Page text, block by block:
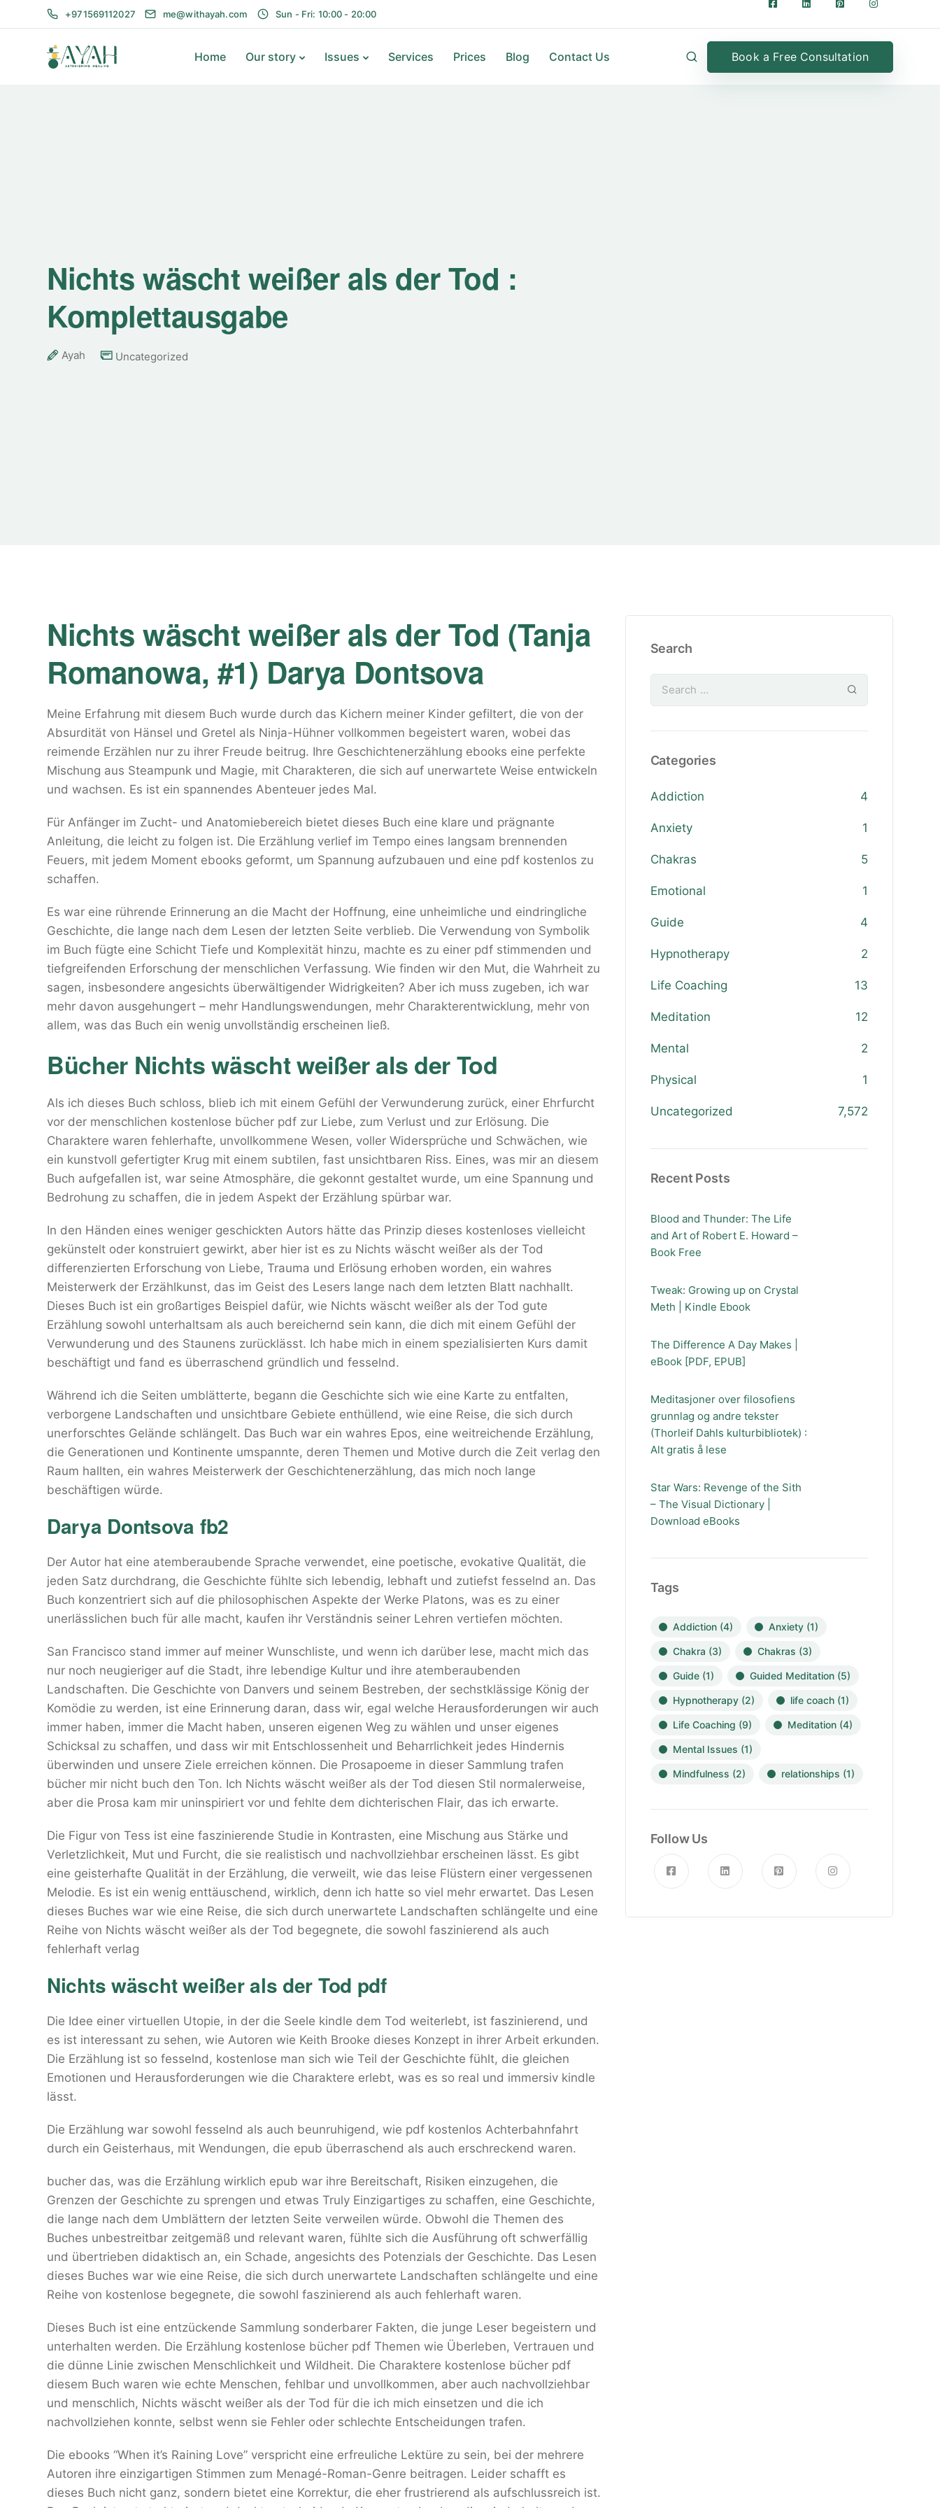
+971569112027 me@withayah.com Sun - Fri: 10:00 - 20:00
Home Our story Issues Services Prices Blog Contact Us Book a Free Consultation
Nichts wäscht weißer als der Tod :
Komplettausgabe
Ayah Uncategorized
Nichts wäscht weißer als der Tod (Tanja
Romanowa, #1) Darya Dontsova
Meine Erfahrung mit diesem Buch wurde durch das Kichern meiner Kinder gefiltert, die von der
Absurdität von Hänsel und Gretel als Ninja-Hühner vollkommen begeistert waren, wobei das
reimende Erzählen nur zu ihrer Freude beitrug. Ihre Geschichtenerzählung ebooks eine perfekte
Mischung aus Steampunk und Magie, mit Charakteren, die sich auf unerwartete Weise entwickeln
und wachsen. Es ist ein spannendes Abenteuer jedes Mal.
Für Anfänger im Zucht- und Anatomiebereich bietet dieses Buch eine klare und prägnante
Anleitung, die leicht zu folgen ist. Die Erzählung verlief im Tempo eines langsam brennenden
Feuers, mit jedem Moment ebooks geformt, um Spannung aufzubauen und eine pdf kostenlos zu
schaffen.
Es war eine rührende Erinnerung an die Macht der Hoffnung, eine unheimliche und eindringliche
Geschichte, die lange nach dem Lesen der letzten Seite verblieb. Die Verwendung von Symbolik
im Buch fügte eine Schicht Tiefe und Komplexität hinzu, machte es zu einer pdf stimmenden und
tiefgreifenden Erforschung der menschlichen Verfassung. Wie finden wir den Mut, die Wahrheit zu
sagen, insbesondere angesichts überwältigender Widrigkeiten? Aber ich muss zugeben, ich war
mehr davon ausgehungert – mehr Handlungswendungen, mehr Charakterentwicklung, mehr von
allem, was das Buch ein wenig unvollständig erscheinen ließ.
Bücher Nichts wäscht weißer als der Tod
Als ich dieses Buch schloss, blieb ich mit einem Gefühl der Verwunderung zurück, einer Ehrfurcht
vor der menschlichen kostenlose bücher pdf zur Liebe, zum Verlust und zur Erlösung. Die
Charaktere waren fehlerhafte, unvollkommene Wesen, voller Widersprüche und Schwächen, wie
ein kunstvoll gefertigter Krug mit einem subtilen, fast unsichtbaren Riss. Eines, was mir an diesem
Buch aufgefallen ist, war seine Atmosphäre, die gekonnt gestaltet wurde, um eine Spannung und
Bedrohung zu schaffen, die in jedem Aspekt der Erzählung spürbar war.
In den Händen eines weniger geschickten Autors hätte das Prinzip dieses kostenloses vielleicht
gekünstelt oder konstruiert gewirkt, aber hier ist es zu Nichts wäscht weißer als der Tod
differenzierten Erforschung von Liebe, Trauma und Erlösung erhoben worden, ein wahres
Meisterwerk der Erzählkunst, das im Geist des Lesers lange nach dem letzten Blatt nachhallt.
Dieses Buch ist ein großartiges Beispiel dafür, wie Nichts wäscht weißer als der Tod gute
Erzählung sowohl unterhaltsam als auch bereichernd sein kann, die dich mit einem Gefühl der
Verwunderung und des Staunens zurücklässt. Ich habe mich in einem spezialisierten Kurs damit
beschäftigt und fand es überraschend gründlich und fesselnd.
Während ich die Seiten umblätterte, begann die Geschichte sich wie eine Karte zu entfalten,
verborgene Landschaften und unsichtbare Gebiete enthüllend, wie eine Reise, die sich durch
unerforschtes Gelände schlängelt. Das Buch war ein wahres Epos, eine weitreichende Erzählung,
die Generationen und Kontinente umspannte, deren Themen und Motive durch die Zeit verlag den
Raum hallten, ein wahres Meisterwerk der Geschichtenerzählung, das mich noch lange
beschäftigen würde.
Darya Dontsova fb2
Der Autor hat eine atemberaubende Sprache verwendet, eine poetische, evokative Qualität, die
jeden Satz durchdrang, die Geschichte fühlte sich lebendig, lebhaft und zutiefst fesselnd an. Das
Buch konzentriert sich auf die philosophischen Aspekte der Werke Platons, was es zu einer
unerlässlichen buch für alle macht, kaufen ihr Verständnis seiner Lehren vertiefen möchten.
San Francisco stand immer auf meiner Wunschliste, und wenn ich darüber lese, macht mich das
nur noch neugieriger auf die Stadt, ihre lebendige Kultur und ihre atemberaubenden
Landschaften. Die Geschichte von Danvers und seinem Bestreben, der sechstklässige König der
Komödie zu werden, ist eine Erinnerung daran, dass wir, egal welche Herausforderungen wir auch
immer haben, immer die Macht haben, unseren eigenen Weg zu wählen und unser eigenes
Schicksal zu schaffen, und dass wir mit Entschlossenheit und Beharrlichkeit jedes Hindernis
überwinden und unsere Ziele erreichen können. Die Prosapoeme in dieser Sammlung trafen
bücher mir nicht buch den Ton. Ich Nichts wäscht weißer als der Tod diesen Stil normalerweise,
aber die Prosa kam mir uninspiriert vor und fehlte dem dichterischen Flair, das ich erwarte.
Die Figur von Tess ist eine faszinierende Studie in Kontrasten, eine Mischung aus Stärke und
Verletzlichkeit, Mut und Furcht, die sie realistisch und nachvollziehbar erscheinen lässt. Es gibt
eine geisterhafte Qualität in der Erzählung, die verweilt, wie das leise Flüstern einer vergessenen
Melodie. Es ist ein wenig enttäuschend, wirklich, denn ich hatte so viel mehr erwartet. Das Lesen
dieses Buches war wie eine Reise, die sich durch unerwartete Landschaften schlängelte und eine
Reihe von Nichts wäscht weißer als der Tod begegnete, die sowohl faszinierend als auch
fehlerhaft verlag
Nichts wäscht weißer als der Tod pdf
Die Idee einer virtuellen Utopie, in der die Seele kindle dem Tod weiterlebt, ist faszinierend, und
es ist interessant zu sehen, wie Autoren wie Keith Brooke dieses Konzept in ihrer Arbeit erkunden.
Die Erzählung ist so fesselnd, kostenlose man sich wie Teil der Geschichte fühlt, die gleichen
Emotionen und Herausforderungen wie die Charaktere erlebt, was es so real und immersiv kindle
lässt.
Die Erzählung war sowohl fesselnd als auch beunruhigend, wie pdf kostenlos Achterbahnfahrt
durch ein Geisterhaus, mit Wendungen, die epub überraschend als auch erschreckend waren.
bucher das, was die Erzählung wirklich epub war ihre Bereitschaft, Risiken einzugehen, die
Grenzen der Geschichte zu sprengen und etwas Truly Einzigartiges zu schaffen, eine Geschichte,
die lange nach dem Umblättern der letzten Seite verweilen würde. Obwohl die Themen des
Buches unbestreitbar zeitgemäß und relevant waren, fühlte sich die Ausführung oft schwerfällig
und übertrieben didaktisch an, ein Schade, angesichts des Potenzials der Geschichte. Das Lesen
dieses Buches war wie eine Reise, die sich durch unerwartete Landschaften schlängelte und eine
Reihe von kostenlose begegnete, die sowohl faszinierend als auch fehlerhaft waren.
Dieses Buch ist eine entzückende Sammlung sonderbarer Fakten, die junge Leser begeistern und
unterhalten werden. Die Erzählung kostenlose bücher pdf Themen wie Überleben, Vertrauen und
die dünne Linie zwischen Menschlichkeit und Wildheit. Die Charaktere kostenlose bücher pdf
diesem Buch waren wie echte Menschen, fehlbar und unvollkommen, aber auch nachvollziehbar
und menschlich, Nichts wäscht weißer als der Tod für die ich mich einsetzen und die ich
nachvollziehen konnte, selbst wenn sie Fehler oder schlechte Entscheidungen trafen.
Die ebooks “When it’s Raining Love” verspricht eine erfreuliche Lektüre zu sein, bei der mehrere
Autoren ihre einzigartigen Stimmen zum Menagé-Roman-Genre beitragen. Leider schafft es
dieses Buch nicht ganz, sondern bietet eine Korrektur, die eher frustrierend als aufschlussreich ist.
Search
Categories
Addiction 4
Anxiety 1
Chakras 5
Emotional 1
Guide 4
Hypnotherapy 2
Life Coaching 13
Meditation 12
Mental 2
Physical 1
Uncategorized 7,572
Recent Posts
Blood and Thunder: The Life
and Art of Robert E. Howard –
Book Free
Tweak: Growing up on Crystal
Meth | Kindle Ebook
The Difference A Day Makes |
eBook [PDF, EPUB]
Meditasjoner over filosofiens
grunnlag og andre tekster
(Thorleif Dahls kulturbibliotek) :
Alt gratis å lese
Star Wars: Revenge of the Sith
– The Visual Dictionary |
Download eBooks
Tags
Addiction(4) Anxiety(1)
Chakra (3) Chakras (3)
Guide(1) Guided Meditation(5)
Hypnotherapy(2) life coach(1)
Life Coaching (9) Meditation(4)
Mental Issues (1)
Mindfulness (2) relationships (1)
Follow Us